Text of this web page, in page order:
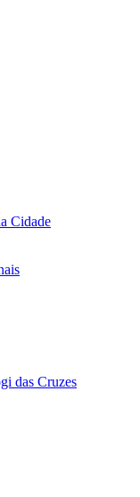
Cidade
das Cruzes